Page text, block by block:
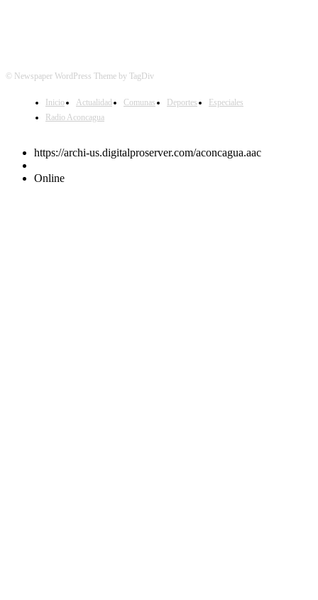
© Newspaper WordPress Theme by TagDiv
Inicio Actualidad Comunas Deportes
Especiales
Radio Aconcagua
https://archi-us.digitalproserver.com/aconcagua.aac
Online